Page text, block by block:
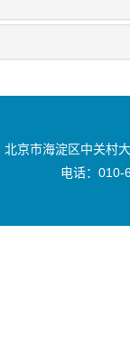
北京市海淀区中关村
电话：